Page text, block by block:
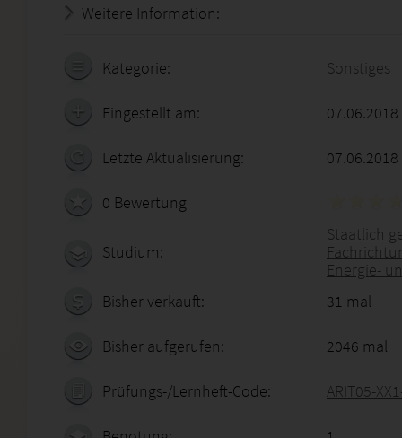
Weitere Information:
Kategorie: Sonstiges
Eingestellt am:
Letzte Aktualisierung: 07.06.2018
0 Bewertung
Studium:
Staatlich
Energie-
Bisher verkauft:
31 mal
Bisher aufgerufen: 2046 mal
Prüfungs-/Lernheft-Code: ARIT05-